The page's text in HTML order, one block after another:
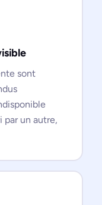
sont
par un autre,